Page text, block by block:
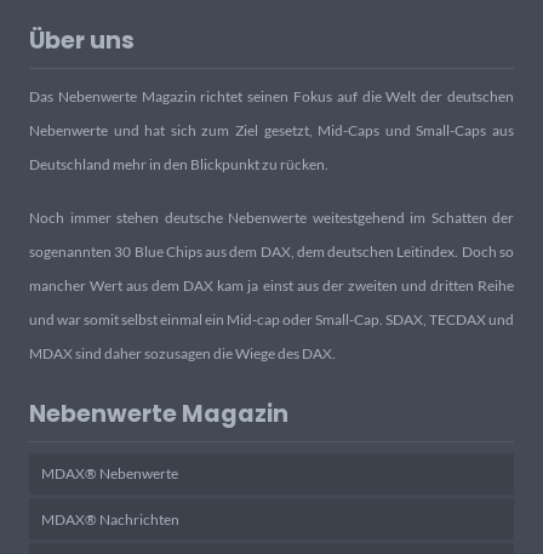
Über uns
Das Nebenwerte Magazin richtet seinen Fokus auf die Welt der deutschen
Nebenwerte und hat sich zum Ziel gesetzt, Mid-Caps und Small-Caps aus
Deutschland mehr in den Blickpunkt zu rücken.
Noch immer stehen deutsche Nebenwerte weitestgehend im Schatten der
sogenannten 30 Blue Chips aus dem DAX, dem deutschen Leitindex. Doch so
mancher Wert aus dem DAX kam ja einst aus der zweiten und dritten Reihe
und war somit selbst einmal ein Mid-cap oder Small-Cap. SDAX, TECDAX und
MDAX sind daher sozusagen die Wiege des DAX.
Nebenwerte Magazin
MDAX® Nebenwerte
MDAX® Nachrichten